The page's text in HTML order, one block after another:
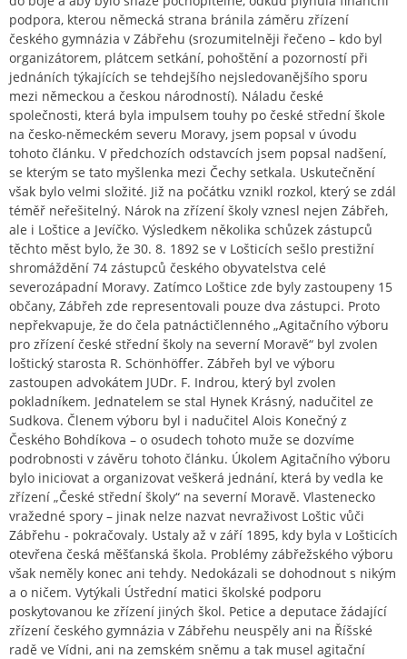
podpora, kterou německá strana bránila záměru zřízení
českého gymnázia v Zábřehu (srozumitelněji řečeno – kdo byl
organizátorem, plátcem setkání, pohoštění a pozorností při
jednáních týkajících se tehdejšího nejsledovanějšího sporu
mezi německou a českou národností). Náladu české
společnosti, která byla impulsem touhy po české střední škole
na česko-německém severu Moravy, jsem popsal v úvodu
tohoto článku. V předchozích odstavcích jsem popsal nadšení,
se kterým se tato myšlenka mezi Čechy setkala. Uskutečnění
však bylo velmi složité. Již na počátku vznikl rozkol, který se zdál
téměř neřešitelný. Nárok na zřízení školy vznesl nejen Zábřeh,
ale i Loštice a Jevíčko. Výsledkem několika schůzek zástupců
těchto měst bylo, že 30. 8. 1892 se v Lošticích sešlo prestižní
shromáždění 74 zástupců českého obyvatelstva celé
severozápadní Moravy. Zatímco Loštice zde byly zastoupeny 15
občany, Zábřeh zde representovali pouze dva zástupci. Proto
nepřekvapuje, že do čela patnáctičlenného „Agitačního výboru
pro zřízení české střední školy na severní Moravě“ byl zvolen
loštický starosta R. Schönhöffer. Zábřeh byl ve výboru
zastoupen advokátem JUDr. F. Indrou, který byl zvolen
pokladníkem. Jednatelem se stal Hynek Krásný, nadučitel ze
Sudkova. Členem výboru byl i nadučitel Alois Konečný z
Českého Bohdíkova – o osudech tohoto muže se dozvíme
podrobnosti v závěru tohoto článku. Úkolem Agitačního výboru
bylo iniciovat a organizovat veškerá jednání, která by vedla ke
zřízení „České střední školy“ na severní Moravě. Vlastenecko
vražedné spory – jinak nelze nazvat nevraživost Loštic vůči
Zábřehu - pokračovaly. Ustaly až v září 1895, kdy byla v Lošticích
otevřena česká měšťanská škola. Problémy zábřežského výboru
však neměly konec ani tehdy. Nedokázali se dohodnout s nikým
a o ničem. Vytýkali Ústřední matici školské podporu
poskytovanou ke zřízení jiných škol. Petice a deputace žádající
zřízení českého gymnázia v Zábřehu neuspěly ani na Říšské
radě ve Vídni, ani na zemském sněmu a tak musel agitační